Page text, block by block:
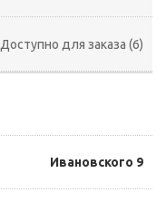
Доступно для заказа (6)
Ивановского 9